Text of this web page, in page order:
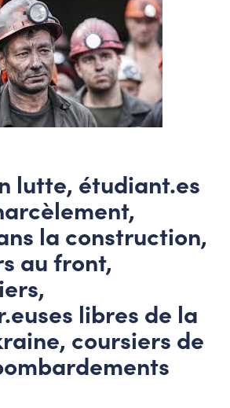
lutte, étudiant.es
la construction,
au front,
libres de la
coursiers de